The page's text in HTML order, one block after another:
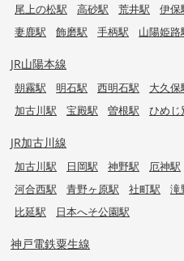
尾上の松駅
高砂駅 荒井駅 伊保
妻鹿駅
飾磨駅 手柄駅 山陽姫路
JR山陽本線
朝霧駅 明石駅 西明石駅 大久保
加古川駅
宝殿駅 曽根駅 ひめじ
JR加古川線
加古川駅 日岡駅 神野駅 厄神駅
河合西駅
青野ヶ原駅 社町駅 滝
比延駅
日本へそ公園駅
神戸電鉄粟生線